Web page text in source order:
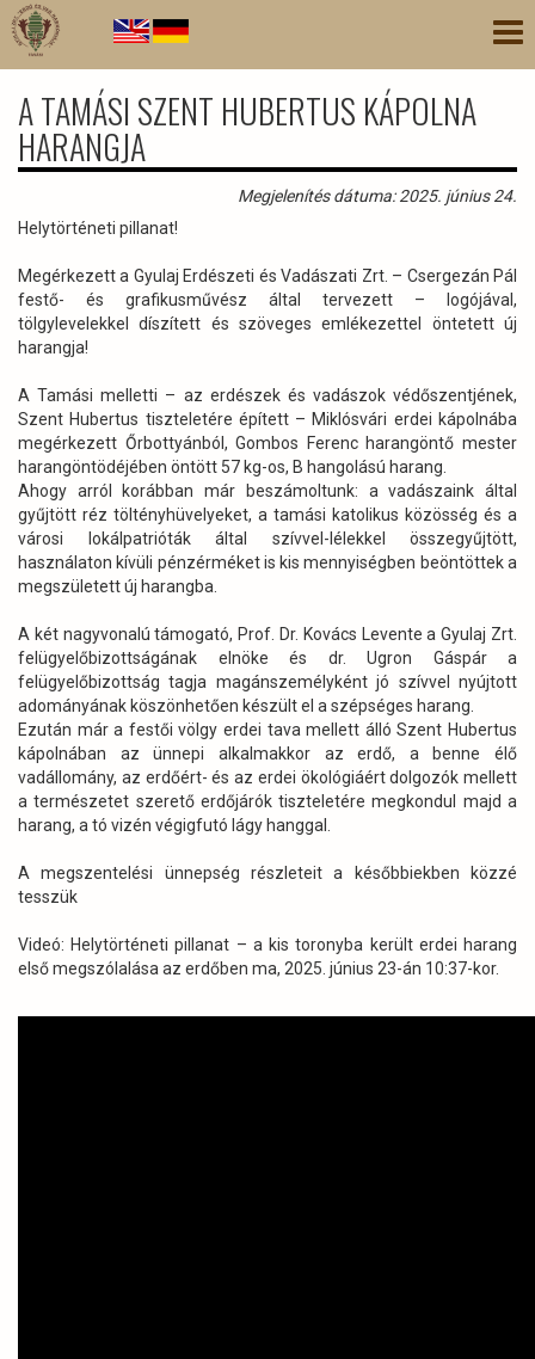
Ugrás
tartalomra
A TAMÁSI SZENT HUBERTUS KÁPOLNA
HARANGJA
Megjelenítés dátuma: 2025. június 24.
Helytörténeti pillanat!
Megérkezett a Gyulaj Erdészeti és Vadászati Zrt. – Csergezán Pál
festő- és grafikusművész által tervezett – logójával,
tölgylevelekkel díszített és szöveges emlékezettel öntetett új
harangja!
A Tamási melletti – az erdészek és vadászok védőszentjének,
Szent Hubertus tiszteletére épített – Miklósvári erdei kápolnába
megérkezett Őrbottyánból, Gombos Ferenc harangöntő mester
harangöntödéjében öntött 57 kg-os, B hangolású harang.
Ahogy arról korábban már beszámoltunk: a vadászaink által
gyűjtött réz töltényhüvelyeket, a tamási katolikus közösség és a
városi lokálpatrióták által szívvel-lélekkel összegyűjtött,
használaton kívüli pénzérméket is kis mennyiségben beöntöttek a
megszületett új harangba.
A két nagyvonalú támogató, Prof. Dr. Kovács Levente a Gyulaj Zrt.
felügyelőbizottságának elnöke és dr. Ugron Gáspár a
felügyelőbizottság tagja magánszemélyként jó szívvel nyújtott
adományának köszönhetően készült el a szépséges harang.
Ezután már a festői völgy erdei tava mellett álló Szent Hubertus
kápolnában az ünnepi alkalmakkor az erdő, a benne élő
vadállomány, az erdőért- és az erdei ökológiáért dolgozók mellett
a természetet szerető erdőjárók tiszteletére megkondul majd a
harang, a tó vizén végigfutó lágy hanggal.
A megszentelési ünnepség részleteit a későbbiekben közzé
tesszük
Videó: Helytörténeti pillanat – a kis toronyba került erdei harang
első megszólalása az erdőben ma, 2025. június 23-án 10:37-kor.